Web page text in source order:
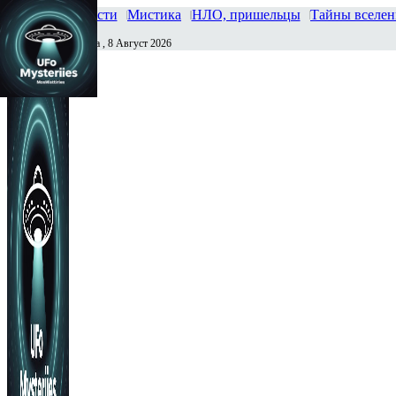
Главная Новости Мистика НЛО, пришельцы Тайны
Сегодня Суббота , 8 Август 2026